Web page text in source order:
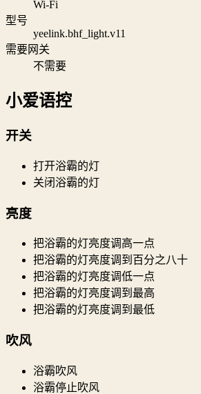
Wi‑Fi
型号
yeelink.bhf_light.v11
需要网关
不需要
小爱语控
开关
打开浴霸的灯
关闭浴霸的灯
亮度
把浴霸的灯亮度调高一点
把浴霸的灯亮度调到百分之八十
把浴霸的灯亮度调低一点
把浴霸的灯亮度调到最高
把浴霸的灯亮度调到最低
吹风
浴霸吹风
浴霸停止吹风